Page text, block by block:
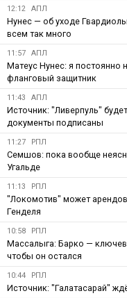
12:12 АПЛ
Нунес — об уходе
всем так много
11:57 АПЛ
Матеус Нунес: я постоянно
фланговый защитник
11:43 АПЛ
Источник: "Ливерпуль"
документы подписаны
11:27 РПЛ
Семшов: пока вообще
Угальде
11:13 РПЛ
"Локомотив" может
Генделя
10:58 РПЛ
Массалыга: Барко —
чтобы он остался
10:44 РПЛ
Источник: "Галатасарай"